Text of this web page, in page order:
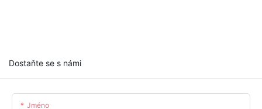
Dostaňte se s námi
Jméno